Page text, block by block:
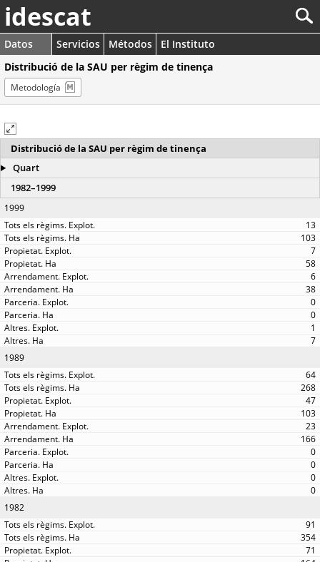
idescat
Datos Servicios Métodos
El Instituto
Distribució de la SAU per règim de tinença
Metodología
Distribució de la SAU per règim de tinença
Quart
1982–1999
1999
13
103
7
58
6
38
0
0
1
7
1989
64
268
47
103
23
166
0
0
0
0
1982
91
354
71